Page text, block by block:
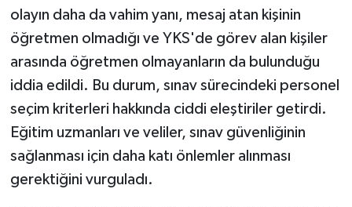
olayın daha da vahim yanı, mesaj atan kişinin
öğretmen olmadığı ve YKS'de görev alan kişiler
arasında öğretmen olmayanların da bulunduğu
iddia edildi. Bu durum, sınav sürecindeki personel
seçim kriterleri hakkında ciddi eleştiriler getirdi.
Eğitim uzmanları ve veliler, sınav güvenliğinin
sağlanması için daha katı önlemler alınması
gerektiğini vurguladı.